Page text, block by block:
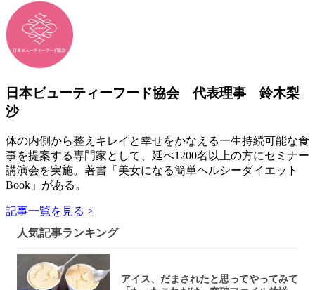
日本ビューティーフード協会 代表理事 鈴木梨
沙
体の内側から整えキレイと幸せをかなえる一生持続可能な食
事を提案する専門家として、延べ1200名以上の方にセミナー
講演会を実施。著書「美女になる簡単ヘルシーダイエット
Book」がある。
記事一覧を見る >
人気記事ランキング
アイス、だまされたと思ってやってみて